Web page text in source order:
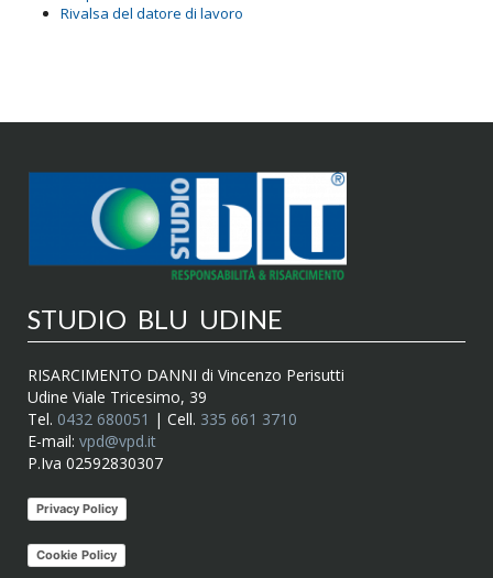
Rivalsa del datore di lavoro
STUDIO BLU UDINE
RISARCIMENTO DANNI di Vincenzo Perisutti
Udine Viale Tricesimo, 39
Tel. 0432 680051 | Cell. 335 661 3710
E-mail: vpd@vpd.it
P.Iva 02592830307
Privacy Policy
Cookie Policy